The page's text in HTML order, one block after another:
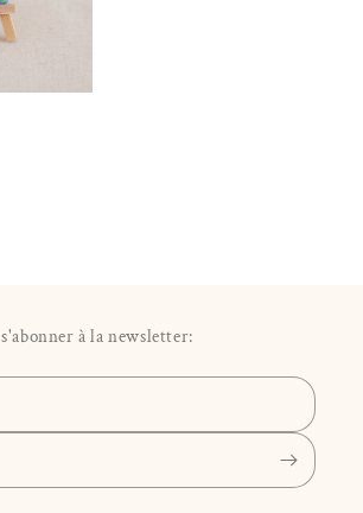
s'abonner à la newsletter: